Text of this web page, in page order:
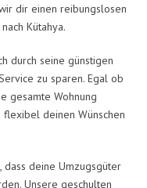
dir einen reibungslosen
Kütahya.
durch seine günstigen
zu sparen. Egal ob
gesamte Wohnung
deinen Wünschen
dass deine Umzugsgüter
Unsere geschulten